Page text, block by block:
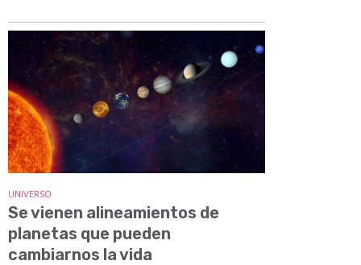
UNIVERSO
Se vienen alineamientos de
planetas que pueden
cambiarnos la vida